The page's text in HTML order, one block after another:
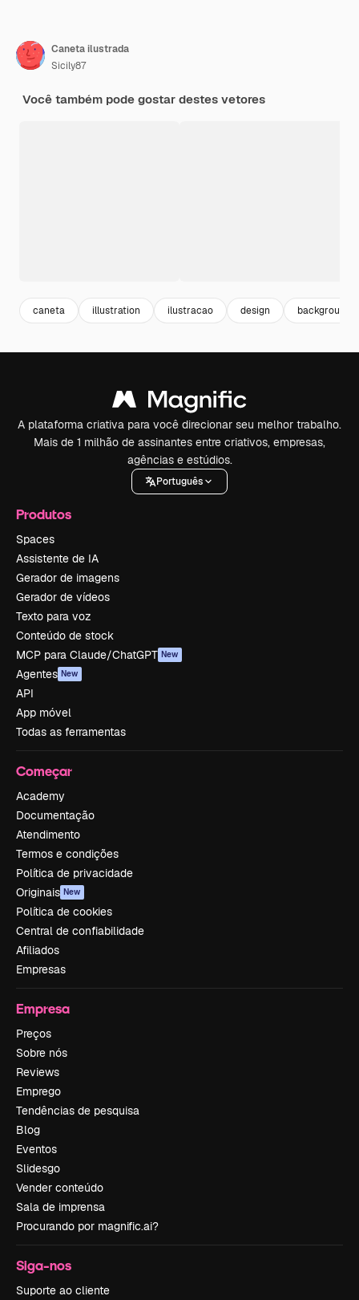
Caneta ilustrada
Sicily87
Você também pode gostar destes vetores
caneta illustration ilustracao design background
A plataforma criativa para você direcionar seu melhor trabalho.
Mais de 1 milhão de assinantes entre criativos, empresas,
agências e estúdios.
Português
Produtos
Spaces
Assistente de IA
Gerador de imagens
Gerador de vídeos
Texto para voz
Conteúdo de stock
MCP para Claude/ChatGPT New
Agentes New
API
App móvel
Todas as ferramentas
Começar
Academy
Documentação
Atendimento
Termos e condições
Política de privacidade
Originais New
Política de cookies
Central de confiabilidade
Afiliados
Empresas
Empresa
Preços
Sobre nós
Reviews
Emprego
Tendências de pesquisa
Blog
Eventos
Slidesgo
Vender conteúdo
Sala de imprensa
Procurando por magnific.ai?
Siga-nos
Suporte ao cliente